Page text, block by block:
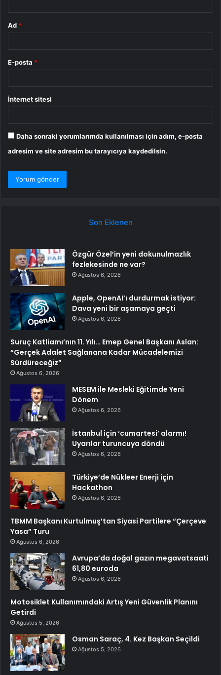
Ad *
E-posta *
İnternet sitesi
Daha sonraki yorumlarımda kullanılması için adım, e-posta
adresim ve site adresim bu tarayıcıya kaydedilsin.
Son Eklenen
Özgür Özel’in yeni dokunulmazlık
fezlekesinde ne var?
Ağustos 6, 2026
Apple, OpenAI’ı durdurmak istiyor:
Dava yeni bir aşamaya geçti
Ağustos 6, 2026
Suruç Katliamı’nın 11. Yılı… Emep Genel Başkanı Aslan:
“Gerçek Adalet Sağlanana Kadar Mücadelemizi
Sürdüreceğiz”
Ağustos 6, 2026
MESEM ile Mesleki Eğitimde Yeni
Dönem
Ağustos 6, 2026
İstanbul için ‘cumartesi’ alarmı!
Uyarılar turuncuya döndü
Ağustos 6, 2026
Türkiye’de Nükleer Enerji için
Hackathon
Ağustos 6, 2026
TBMM Başkanı Kurtulmuş’tan Siyasi Partilere “Çerçeve
Yasa” Turu
Ağustos 6, 2026
Avrupa’da doğal gazın megavatsaati
61,80 euroda
Ağustos 6, 2026
Motosiklet Kullanımındaki Artış Yeni Güvenlik Planını
Getirdi
Ağustos 5, 2026
Osman Saraç, 4. Kez Başkan Seçildi
Ağustos 5, 2026